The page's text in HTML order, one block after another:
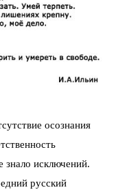
осознания
знало исключений.
русский